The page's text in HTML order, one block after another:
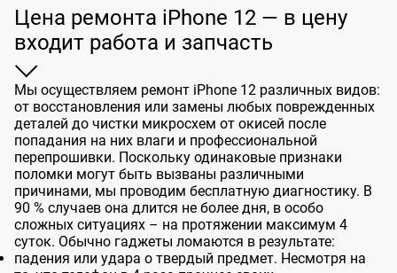
Цена ремонта iPhone 12 — в цену
входит работа и запчасть
Мы осуществляем ремонт iPhone 12 различных видов:
от восстановления или замены любых поврежденных
деталей до чистки микросхем от окисей после
попадания на них влаги и профессиональной
перепрошивки. Поскольку одинаковые признаки
поломки могут быть вызваны различными
причинами, мы проводим бесплатную диагностику. В
90 % случаев она длится не более дня, в особо
сложных ситуациях – на протяжении максимум 4
суток. Обычно гаджеты ломаются в результате:
падения или удара о твердый предмет. Несмотря на